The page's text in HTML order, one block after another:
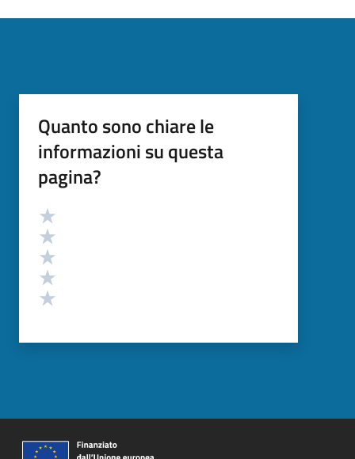
Quanto sono chiare le
informazioni su questa
pagina?
Valutazione